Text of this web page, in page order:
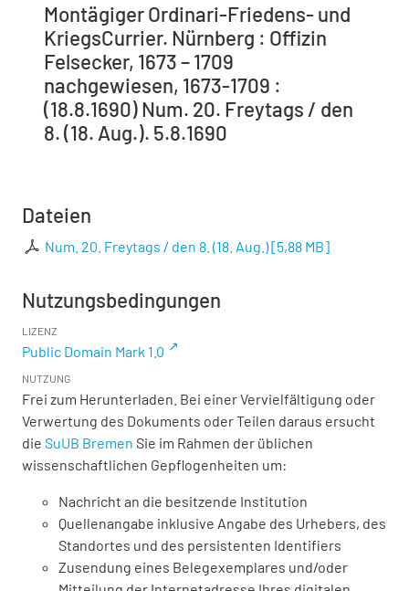
Montägiger Ordinari-Friedens- und
KriegsCurrier. Nürnberg : Offizin
Felsecker, 1673 – 1709
nachgewiesen, 1673-1709 :
(18.8.1690) Num. 20. Freytags / den
8. (18. Aug.). 5.8.1690
Dateien
Num. 20. Freytags / den 8. (18. Aug.)[5,88 MB]
Nutzungsbedingungen
LIZENZ
Public Domain Mark 1.0
NUTZUNG
Frei zum Herunterladen. Bei einer Vervielfältigung oder
Verwertung des Dokuments oder Teilen daraus ersucht
die SuUB Bremen Sie im Rahmen der üblichen
wissenschaftlichen Gepflogenheiten um:
Nachricht an die besitzende Institution
Quellenangabe inklusive Angabe des Urhebers, des
Standortes und des persistenten Identifiers
Zusendung eines Belegexemplares und/oder